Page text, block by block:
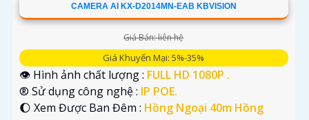
CAMERA AI KX-D2014MN-EAB KBVISION
Giá Bán: liên hệ
Giá Khuyến Mại: 5%-35%
👁 Hình ảnh chất lượng : FULL HD 1080P .
®️ Sử dụng công nghệ : IP POE.
🌔 Xem Được Ban Đêm : Hồng Ngoại 40m Hồng